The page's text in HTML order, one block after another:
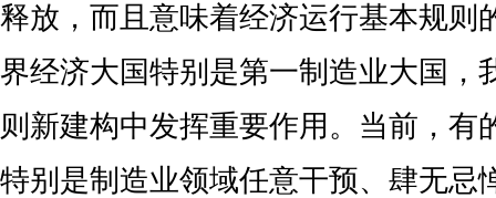
释放，而且意味着经济运行基本规则
界经济大国特别是第一制造业大国，
则新建构中发挥重要作用。当前，有
特别是制造业领域任意干预、肆无忌